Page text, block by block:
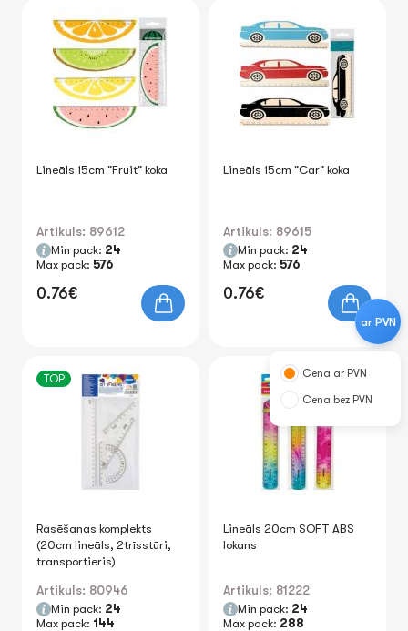
Lineāls 15cm "Fruit" koka
Artikuls: 89612
Min pack: 24
Max pack: 576
0.76€
Lineāls 15cm "Car" koka
Artikuls: 89615
Min pack: 24
Max pack: 576
0.76€
TOP
Rasēšanas komplekts
(20cm lineāls, 2trīsstūri,
transportieris)
Artikuls: 80946
Min pack: 24
Max pack: 144
Lineāls 20cm SOFT ABS
lokans
Artikuls: 81222
Min pack: 24
Max pack: 288
ar PVN
Cena ar PVN
Cena bez PVN